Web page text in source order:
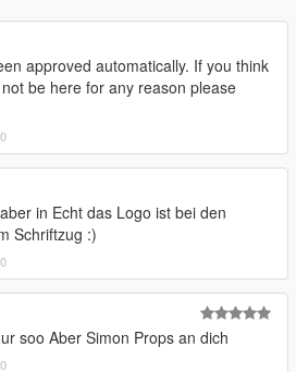
MaxDesigns: https://www.gta5-
federal-eup-4k-bundespolizei-zoll
approved automatically. If you think
be here for any reason please
in Echt das Logo ist bei den
Schriftzug :)
soo Aber Simon Props an dich